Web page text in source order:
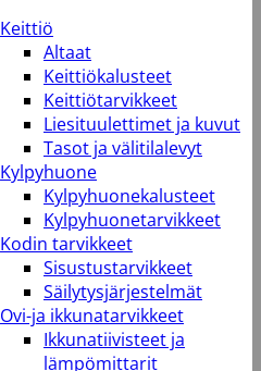
Keittiö
Altaat
Keittiökalusteet
Keittiötarvikkeet
Liesituulettimet ja kuvut
Tasot ja välitilalevyt
Kylpyhuone
Kylpyhuonekalusteet
Kylpyhuonetarvikkeet
Kodin tarvikkeet
Sisustustarvikkeet
Säilytysjärjestelmät
Ovi-ja ikkunatarvikkeet
Ikkunatiivisteet ja
lämpömittarit